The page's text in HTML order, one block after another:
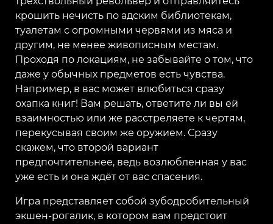
крошить нечисть по адским библиотекам,
туалетам с огромными червями из мяса и
другим, не менее живописным местам.
Проходя по локациям, не забывайте о том, что
даже у обычных предметов есть чувства.
Например, в вас может влюбиться сразу
охапка книг! Вам решать, ответите ли вы ей
взаимностью или же расстреляете к чертям,
перекусывая своим же оружием. Сразу
скажем, что второй вариант
предпочтительнее, ведь возлюбленная у вас
уже есть и она ждёт от вас спасения.
Игра представляет собой зубодробительный
экшен-рогалик, в котором вам предстоит